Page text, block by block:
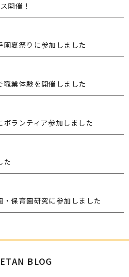
BLOG
開催！
園夏祭りに参加しました
業体験を開催しました
ランティア参加しました
た
保育園研究に参加しました